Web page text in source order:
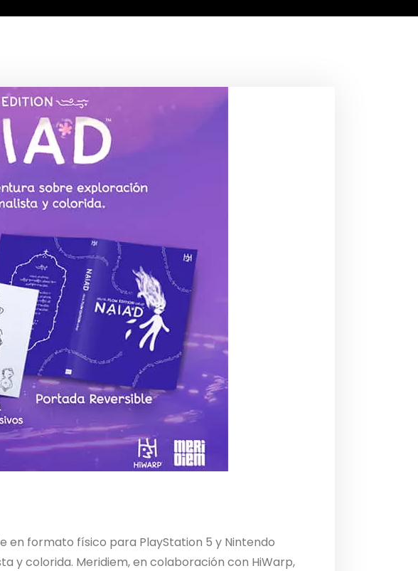
en formato físico para PlayStation 5 y Nintendo
y colorida. Meridiem, en colaboración con HiWarp,